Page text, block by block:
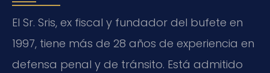
El Sr. Sris, ex fiscal y fundador del bufete en
1997, tiene más de 28 años de experiencia en
defensa penal y de tránsito. Está admitido